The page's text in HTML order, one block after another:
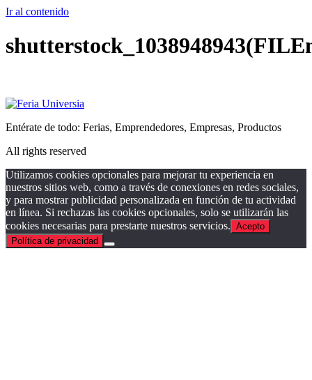
Ir al contenido
Entérate de todo: Ferias, Emprendedores, Empresas, Productos
All rights reserved
Utilizamos cookies opcionales para mejorar tu experiencia en
nuestros sitios web, como a través de conexiones en redes sociales,
y para mostrar publicidad personalizada en función de tu actividad
en línea. Si rechazas las cookies opcionales, solo se utilizarán las
cookies necesarias para prestarte nuestros servicios. Acepto
Política de privacidad